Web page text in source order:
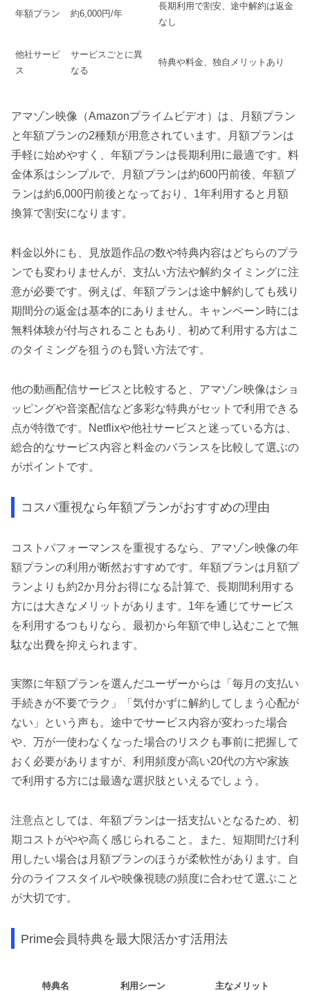
年額プラン 約6,000円/年
長期利用で割安、途中解約は返金
なし
他社サービ
ス
サービスごとに異
なる
特典や料金、独自メリットあり
アマゾン映像（Amazonプライムビデオ）は、月額プラン
と年額プランの2種類が用意されています。月額プランは
手軽に始めやすく、年額プランは長期利用に最適です。料
金体系はシンプルで、月額プランは約600円前後、年額プ
ランは約6,000円前後となっており、1年利用すると月額
換算で割安になります。
料金以外にも、見放題作品の数や特典内容はどちらのプラ
ンでも変わりませんが、支払い方法や解約タイミングに注
意が必要です。例えば、年額プランは途中解約しても残り
期間分の返金は基本的にありません。キャンペーン時には
無料体験が付与されることもあり、初めて利用する方はこ
のタイミングを狙うのも賢い方法です。
他の動画配信サービスと比較すると、アマゾン映像はショ
ッピングや音楽配信など多彩な特典がセットで利用できる
点が特徴です。Netflixや他社サービスと迷っている方は、
総合的なサービス内容と料金のバランスを比較して選ぶの
がポイントです。
コスパ重視なら年額プランがおすすめの理由
コストパフォーマンスを重視するなら、アマゾン映像の年
額プランの利用が断然おすすめです。年額プランは月額プ
ランよりも約2か月分お得になる計算で、長期間利用する
方には大きなメリットがあります。1年を通じてサービス
を利用するつもりなら、最初から年額で申し込むことで無
駄な出費を抑えられます。
実際に年額プランを選んだユーザーからは「毎月の支払い
手続きが不要でラク」「気付かずに解約してしまう心配が
ない」という声も。途中でサービス内容が変わった場合
や、万が一使わなくなった場合のリスクも事前に把握して
おく必要がありますが、利用頻度が高い20代の方や家族
で利用する方には最適な選択肢といえるでしょう。
注意点としては、年額プランは一括支払いとなるため、初
期コストがやや高く感じられること。また、短期間だけ利
用したい場合は月額プランのほうが柔軟性があります。自
分のライフスタイルや映像視聴の頻度に合わせて選ぶこと
が大切です。
Prime会員特典を最大限活かす活用法
特典名 利用シーン 主なメリット